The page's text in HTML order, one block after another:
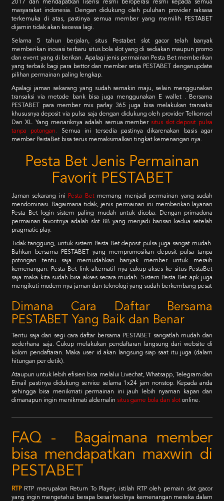
2017 dan mendapatkan lisensi resmi beroperasi resmi kepada semua
masyarakat indonesia. Dengan didukung oleh puluhan provider raksasa
terkemuka di atas, pastinya semua member yang memilih PESTABET
dijamin tidak akan kecewa lagi.
Selama 5 tahun berjalan, situs Pestabet slot gacor telah banyak
memberikan inovasi terbaru situs bola slot yang di sediakan maupun promo
dan event yang di berikan. Apalagi jenis permainan Pesta Bet memberikan
yang terbaik bagi para bettor dan member setia PESTABET denganupdate
pilihan permainan paling lengkap.
Apalagi jaman sekarang yang sudah semakin maju, selain menggunakan
transaksi via metode bank bisa juga menggunakan E wallet . Bersama
PESTABET para member mix parlay 365 juga bisa melakukan transaksi
khususnya deposit via pulsa saja dengan didukung oleh provider Telkomsel
Dan XL. Yang menariknya adalah semua member situs slot deposit pulsa
tanpa potongan.
Semua ini tersedia pastinya dikarenakan basis agar
member PestaBet bisa terus memaksimalkan tingkat kemenangan nya.
Pesta Bet Jenis Permainan
Favorit PESTABET
Jaman sekarang ini Pesta Bet memang menjadi permainan yang sudah
mendominasi. Bagaimana tidak, jenis permainan ini memberikan layanan
Pesta Bet login sistem paling mudah untuk dicoba. Dengan primadona
permainan favoritnya adalah slot 88 yang menjadi barisan kedua setelah
pragmatic play.
Tidak tanggung, untuk sistem Pesta Bet deposit pulsa juga sangat mudah.
Bahkan bersama PESTABET yang mempromosikan deposit pulsa tanpa
potongan tentu saja memudahkan banyak member untuk meraih
kemenangan. Pesta Bet link alternatif nya cukup akses ke situs PestaBet
saja maka kita sudah bisa akses secara mudah. Sistem Pesta Bet apk juga
mengikuti modern nya jaman dan teknologi yang sudah berkembang pesat
Dimana Cara Daftar Bersama
PESTABET Yang Baik dan Benar
Tentu saja dari segi cara daftar bersama PESTABET sangatlah mudah dan
sederhana saja. Cukup melakukan pendaftaran langsung dari website di
kolom pendaftaran. Maka user id akan langsung siap saat itu juga (dalam
hitungan per detik).
Ataupun untuk lebih efisien bisa melalui Livechat, Whatsapp, Telegram dan
Email pastinya didukung service selama 1x24 jam nonstop. Kepada anda
sehingga bisa menikmati permainan ini jauh lebih nyaman kapan dan
dimanapun ingin menikmati aldernalin situs game bola dan slot online.
FAQ - Bagaimana member
bisa mendapatkan maxwin di
PESTABET
RTP RTP merupakan Return To Player, istilah RTP oleh pemain slot gacor
yang ingin mengetahui berapa besar kecilnya kemenangan mereka dalam